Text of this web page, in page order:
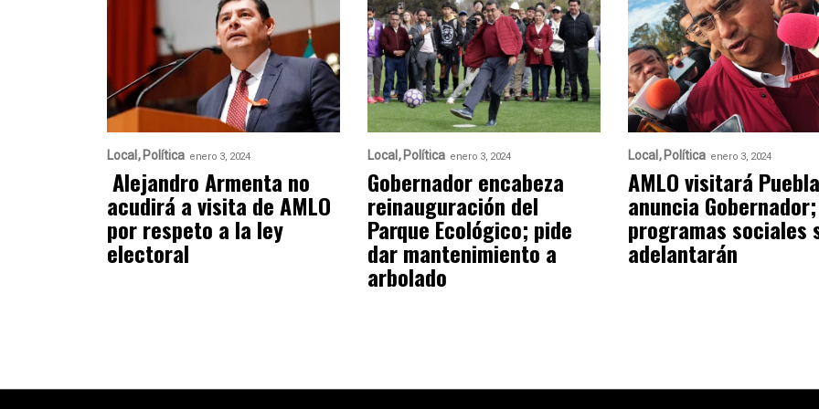
Local Política enero 3, 2024
Alejandro Armenta no
acudirá a visita de AMLO
por respeto a la ley
electoral
Local Política enero 3, 2024
Gobernador encabeza
reinauguración del
Parque Ecológico; pide
dar mantenimiento a
arbolado
Local Política enero 3, 2024
AMLO visitará
anuncia Gobernador;
programas sociales
adelantarán